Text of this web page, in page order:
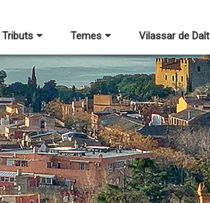
Temes Vilassar de Dalt